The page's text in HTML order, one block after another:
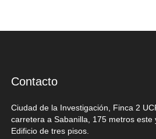
Contacto
Ciudad de la Investigación, Finca 2
carretera a Sabanilla, 175 metros este
Edificio de tres pisos.